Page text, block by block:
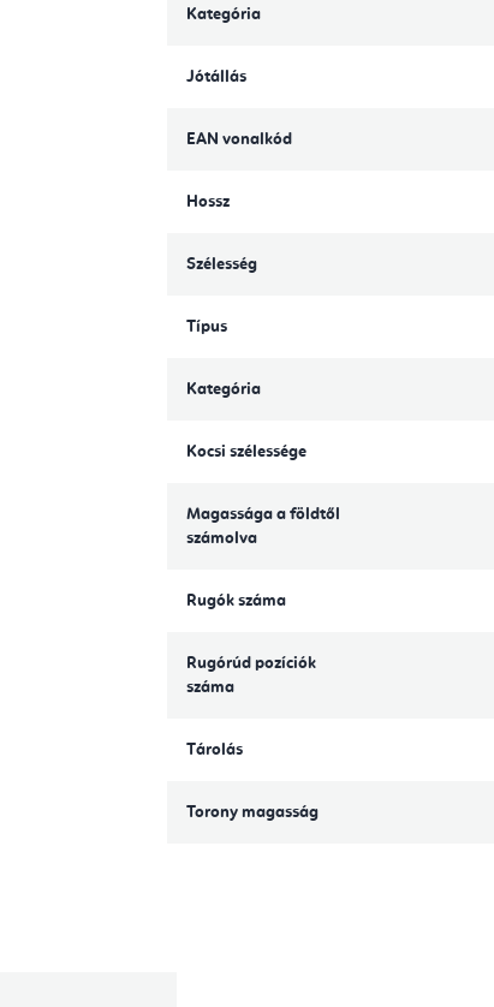
Kategória
Jótállás
EAN vonalkód
Hossz
Szélesség
Típus
Kategória
Kocsi szélessége
Magassága a földtől
számolva
Rugók száma
Rugórúd pozíciók
száma
Tárolás
Torony magasság